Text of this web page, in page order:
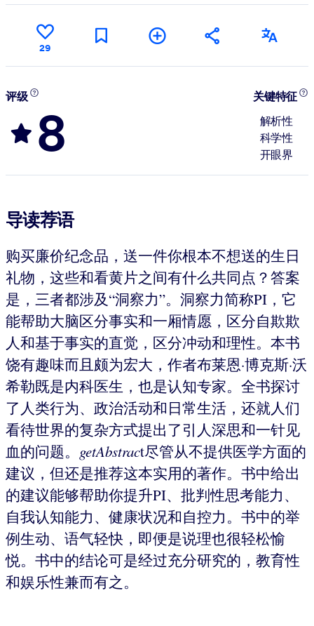
29
评级
8
关键特征
解析性
科学性
开眼界
导读荐语
购买廉价纪念品，送一件你根本不想送的生日
礼物，这些和看黄片之间有什么共同点？答案
是，三者都涉及“洞察力”。洞察力简称PI，它
能帮助大脑区分事实和一厢情愿，区分自欺欺
人和基于事实的直觉，区分冲动和理性。本书
饶有趣味而且颇为宏大，作者布莱恩·博克斯·沃
希勒既是内科医生，也是认知专家。全书探讨
了人类行为、政治活动和日常生活，还就人们
看待世界的复杂方式提出了引人深思和一针见
血的问题。 getAbstract尽管从不提供医学方面的
建议，但还是推荐这本实用的著作。书中给出
的建议能够帮助你提升PI、批判性思考能力、
自我认知能力、健康状况和自控力。书中的举
例生动、语气轻快，即便是说理也很轻松愉
悦。书中的结论可是经过充分研究的，教育性
和娱乐性兼而有之。